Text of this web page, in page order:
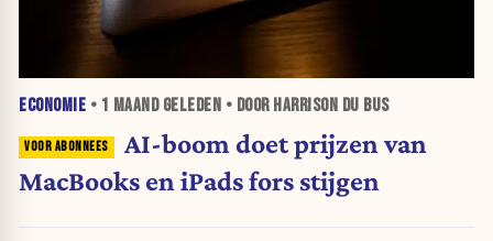
ECONOMIE • 1 MAANDGELEDEN • DOOR HARRISON DU BUS
AI-boom doet prijzen van
MacBooks en iPads fors stijgen